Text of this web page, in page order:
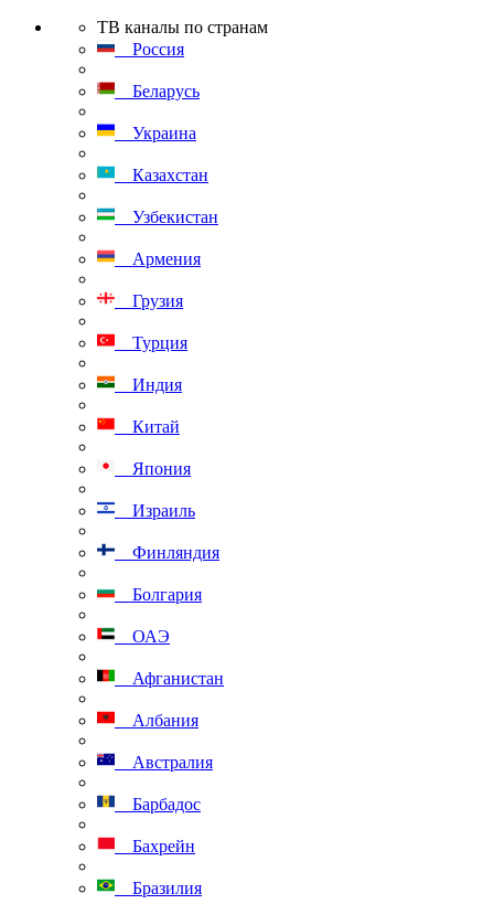
ТВ каналы по странам
Россия
Беларусь
Украина
Казахстан
Узбекистан
Армения
Грузия
Турция
Индия
Китай
Япония
Израиль
Финляндия
Болгария
ОАЭ
Афганистан
Албания
Австралия
Барбадос
Бахрейн
Бразилия